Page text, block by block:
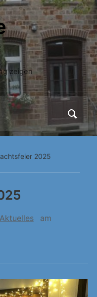
zeigen
2025
Aktuelles am